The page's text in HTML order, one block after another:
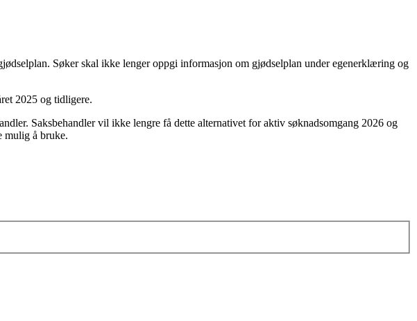
Søker skal ikke lenger oppgi informasjon om gjødselplan under egenerklæring og
2025 og tidligere.
Saksbehandler vil ikke lengre få dette alternativet for aktiv søknadsomgang 2026 og
mulig å bruke.